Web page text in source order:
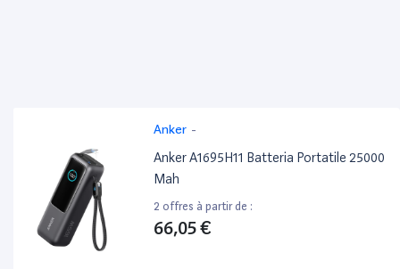
Anker -
Anker A1695H11 Batteria Portatile 25000
Mah
2 offres à partir de :
66,05 €